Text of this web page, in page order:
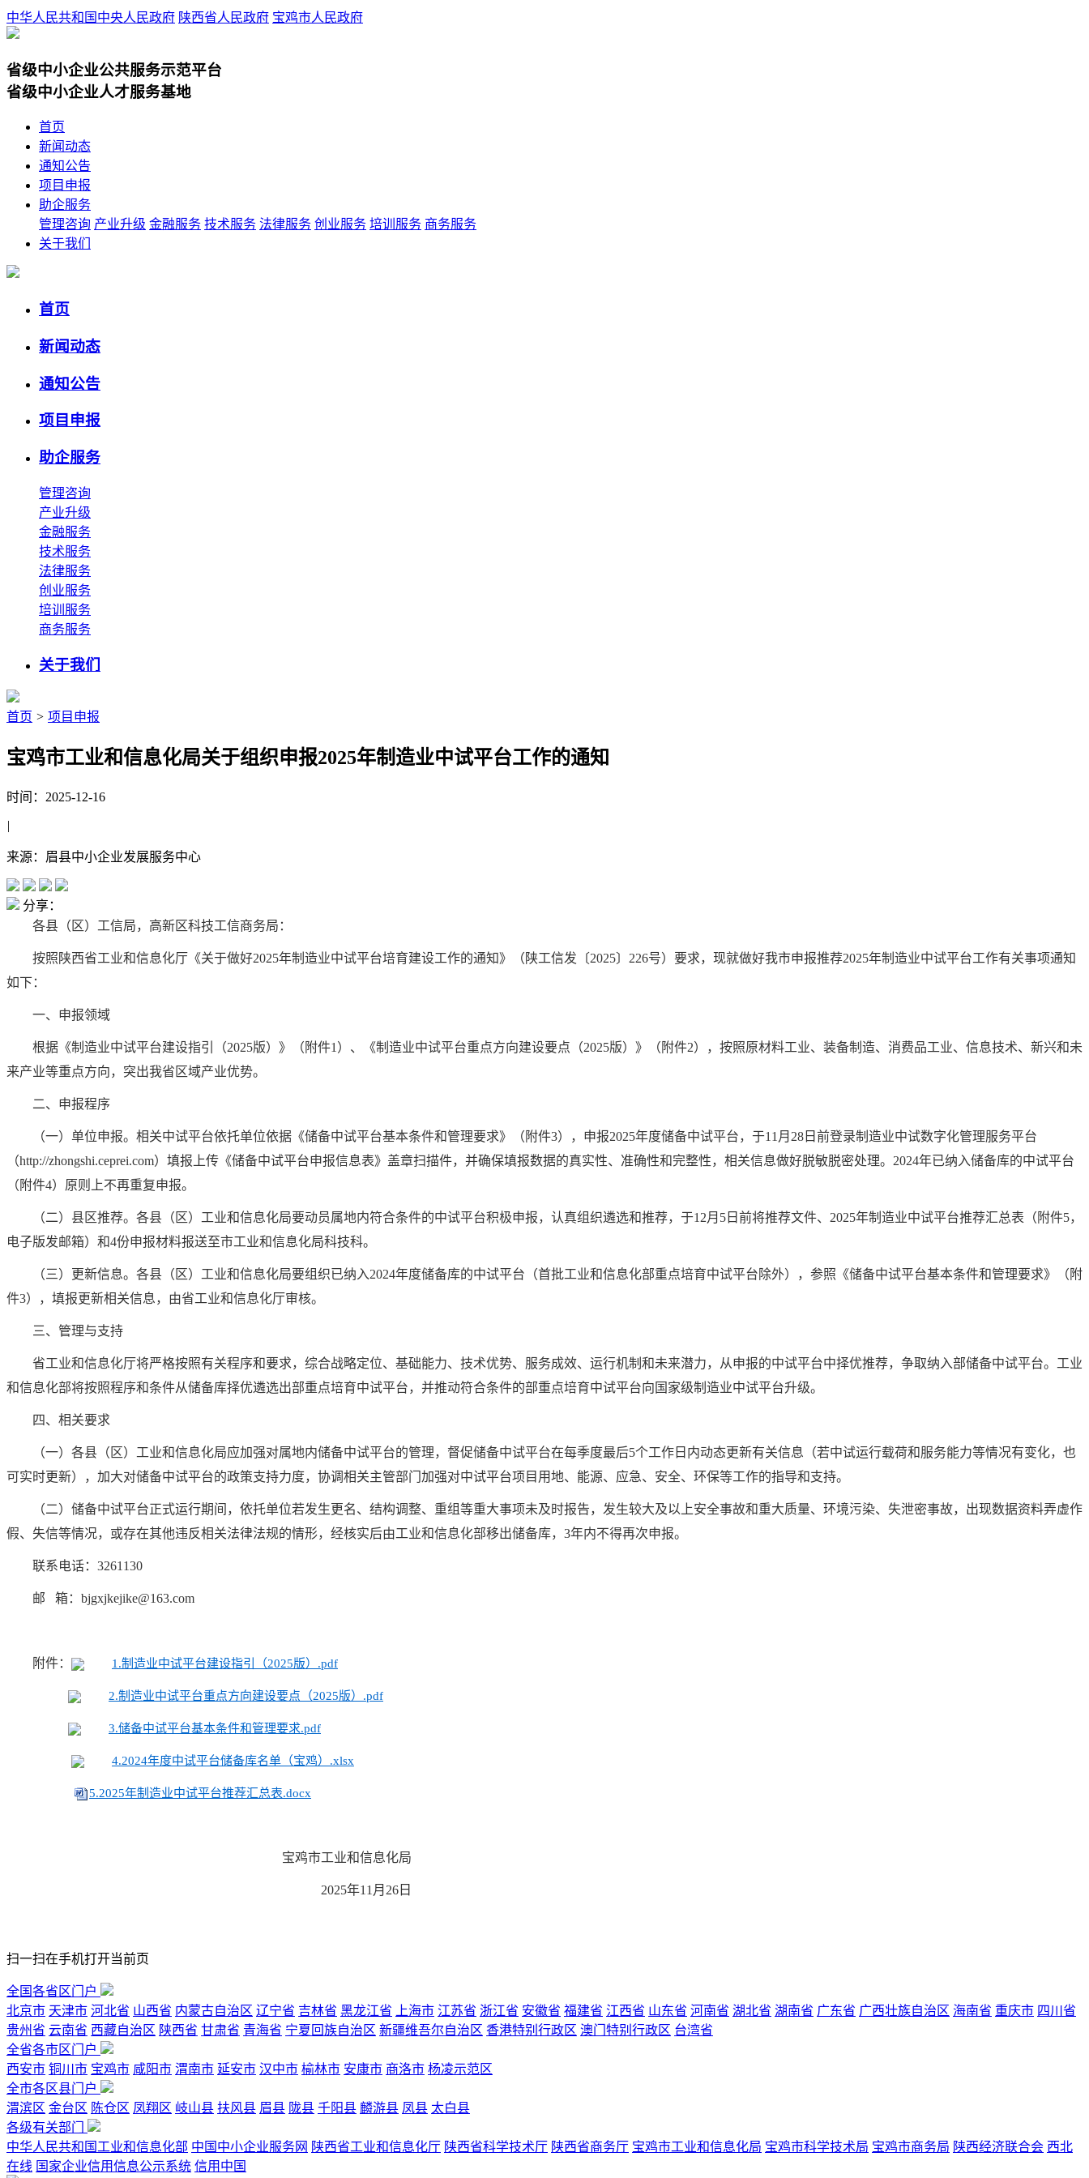
中华人民共和国中央人民政府 陕西省人民政府 宝鸡市人民政府
省级中小企业公共服务示范平台
省级中小企业人才服务基地
首页
新闻动态
通知公告
项目申报
助企服务
管理咨询 产业升级 金融服务 技术服务 法律服务 创业服务 培训服务 商务服务
关于我们
首页
新闻动态
通知公告
项目申报
助企服务
管理咨询
产业升级
金融服务
技术服务
法律服务
创业服务
培训服务
商务服务
关于我们
首页 > 项目申报
宝鸡市工业和信息化局关于组织申报2025年制造业中试平台工作的通知
时间：2025-12-16
|
来源：眉县中小企业发展服务中心
分享：
各县（区）工信局，高新区科技工信商务局：
按照陕西省工业和信息化厅《关于做好2025年制造业中试平台培育建设工作的通知》（陕工信发〔2025〕226号）要求，现就做好我市申报推荐2025年制造业中试平台工作有关事项通知
如下：
一、申报领域
根据《制造业中试平台建设指引（2025版）》（附件1）、《制造业中试平台重点方向建设要点（2025版）》（附件2），按照原材料工业、装备制造、消费品工业、信息技术、新兴和未
来产业等重点方向，突出我省区域产业优势。
二、申报程序
（一）单位申报。相关中试平台依托单位依据《储备中试平台基本条件和管理要求》（附件3），申报2025年度储备中试平台，于11月28日前登录制造业中试数字化管理服务平台
（http://zhongshi.ceprei.com）填报上传《储备中试平台申报信息表》盖章扫描件，并确保填报数据的真实性、准确性和完整性，相关信息做好脱敏脱密处理。2024年已纳入储备库的中试平台
（附件4）原则上不再重复申报。
（二）县区推荐。各县（区）工业和信息化局要动员属地内符合条件的中试平台积极申报，认真组织遴选和推荐，于12月5日前将推荐文件、2025年制造业中试平台推荐汇总表（附件5，
电子版发邮箱）和4份申报材料报送至市工业和信息化局科技科。
（三）更新信息。各县（区）工业和信息化局要组织已纳入2024年度储备库的中试平台（首批工业和信息化部重点培育中试平台除外），参照《储备中试平台基本条件和管理要求》（附
件3），填报更新相关信息，由省工业和信息化厅审核。
三、管理与支持
省工业和信息化厅将严格按照有关程序和要求，综合战略定位、基础能力、技术优势、服务成效、运行机制和未来潜力，从申报的中试平台中择优推荐，争取纳入部储备中试平台。工业
和信息化部将按照程序和条件从储备库择优遴选出部重点培育中试平台，并推动符合条件的部重点培育中试平台向国家级制造业中试平台升级。
四、相关要求
（一）各县（区）工业和信息化局应加强对属地内储备中试平台的管理，督促储备中试平台在每季度最后5个工作日内动态更新有关信息（若中试运行载荷和服务能力等情况有变化，也
可实时更新），加大对储备中试平台的政策支持力度，协调相关主管部门加强对中试平台项目用地、能源、应急、安全、环保等工作的指导和支持。
（二）储备中试平台正式运行期间，依托单位若发生更名、结构调整、重组等重大事项未及时报告，发生较大及以上安全事故和重大质量、环境污染、失泄密事故，出现数据资料弄虚作
假、失信等情况，或存在其他违反相关法律法规的情形，经核实后由工业和信息化部移出储备库，3年内不得再次申报。
联系电话：3261130
邮 箱：bjgxjkejike@163.com
附件： 1.制造业中试平台建设指引（2025版）.pdf
2.制造业中试平台重点方向建设要点（2025版）.pdf
3.储备中试平台基本条件和管理要求.pdf
4.2024年度中试平台储备库名单（宝鸡）.xlsx
5.2025年制造业中试平台推荐汇总表.docx
宝鸡市工业和信息化局
2025年11月26日
扫一扫在手机打开当前页
全国各省区门户
北京市 天津市 河北省 山西省 内蒙古自治区 辽宁省 吉林省 黑龙江省 上海市 江苏省 浙江省 安徽省 福建省 江西省 山东省 河南省 湖北省 湖南省 广东省 广西壮族自治区 海南省 重庆市 四川省
贵州省 云南省 西藏自治区 陕西省 甘肃省 青海省 宁夏回族自治区 新疆维吾尔自治区 香港特别行政区 澳门特别行政区 台湾省
全省各市区门户
西安市 铜川市 宝鸡市 咸阳市 渭南市 延安市 汉中市 榆林市 安康市 商洛市 杨凌示范区
全市各区县门户
渭滨区 金台区 陈仓区 凤翔区 岐山县 扶风县 眉县 陇县 千阳县 麟游县 凤县 太白县
各级有关部门
中华人民共和国工业和信息化部 中国中小企业服务网 陕西省工业和信息化厅 陕西省科学技术厅 陕西省商务厅 宝鸡市工业和信息化局 宝鸡市科学技术局 宝鸡市商务局 陕西经济联合会 西北
在线 国家企业信用信息公示系统 信用中国